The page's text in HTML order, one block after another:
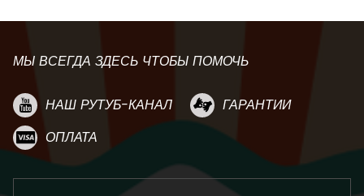
МЫ ВСЕГДА ЗДЕСЬ ЧТОБЫ ПОМОЧЬ
НАШ РУТУБ-КАНАЛ
ГАРАНТИИ
ОПЛАТА